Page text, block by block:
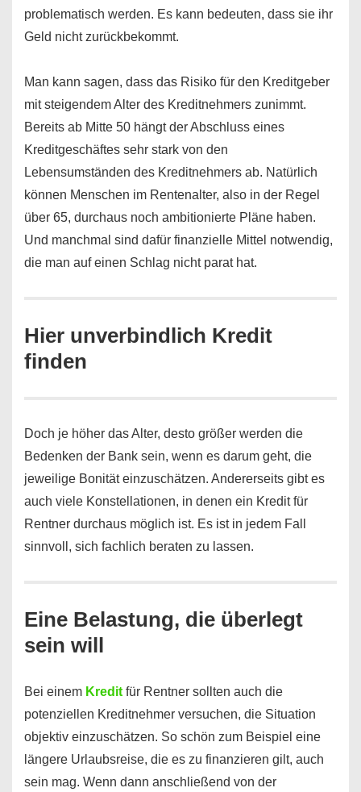
problematisch werden. Es kann bedeuten, dass sie ihr
Geld nicht zurückbekommt.
Man kann sagen, dass das Risiko für den Kreditgeber
mit steigendem Alter des Kreditnehmers zunimmt.
Bereits ab Mitte 50 hängt der Abschluss eines
Kreditgeschäftes sehr stark von den
Lebensumständen des Kreditnehmers ab. Natürlich
können Menschen im Rentenalter, also in der Regel
über 65, durchaus noch ambitionierte Pläne haben.
Und manchmal sind dafür finanzielle Mittel notwendig,
die man auf einen Schlag nicht parat hat.
Hier unverbindlich Kredit
finden
Doch je höher das Alter, desto größer werden die
Bedenken der Bank sein, wenn es darum geht, die
jeweilige Bonität einzuschätzen. Andererseits gibt es
auch viele Konstellationen, in denen ein Kredit für
Rentner durchaus möglich ist. Es ist in jedem Fall
sinnvoll, sich fachlich beraten zu lassen.
Eine Belastung, die überlegt
sein will
Bei einem Kredit für Rentner sollten auch die
potenziellen Kreditnehmer versuchen, die Situation
objektiv einzuschätzen. So schön zum Beispiel eine
längere Urlaubsreise, die es zu finanzieren gilt, auch
sein mag. Wenn dann anschließend von der